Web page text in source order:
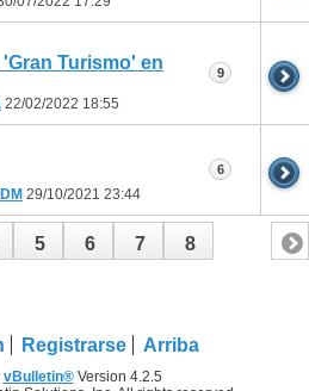
'Gran Turismo' en
22/02/2022 18:55
9
29/10/2021 23:44
6
5 6 7 8
Registrarse Arriba
vBulletin®Version 4.2.5